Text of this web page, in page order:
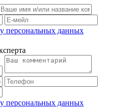
персональных данных
персональных данных